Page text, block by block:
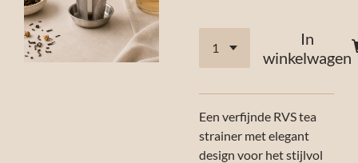
In
winkelwagen
Een verfijnde RVS tea
strainer met elegant
design voor het stijlvol